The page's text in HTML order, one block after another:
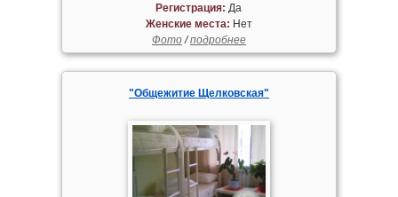
Регистрация: Да
Женские места: Нет
Фото/подробнее
"Общежитие Щелковская"